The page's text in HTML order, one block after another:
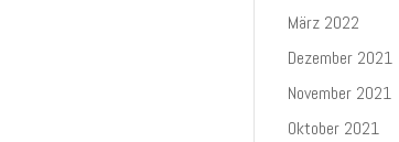
März 2022
Dezember 2021
November 2021
Oktober 2021